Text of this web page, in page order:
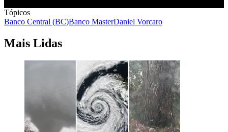
Tópicos
Banco Central (BC)Banco MasterDaniel Vorcaro
Mais Lidas